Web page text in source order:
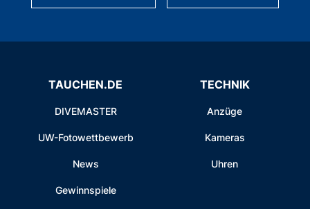
TAUCHEN.DE
DIVEMASTER
UW-Fotowettbewerb
News
Gewinnspiele
TECHNIK
Anzüge
Kameras
Uhren